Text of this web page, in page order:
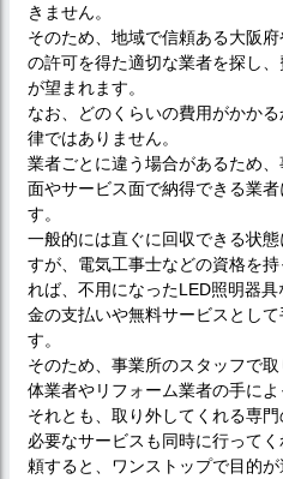
きません。
そのため、地域で信頼ある大阪
の許可を得た適切な業者を探し
が望まれます。
なお、どのくらいの費用がかか
律ではありません。
業者ごとに違う場合があるため
面やサービス面で納得できる業
す。
一般的には直ぐに回収できる状
すが、電気工事士などの資格を
れば、不用になったLED照明器
金の支払いや無料サービスとし
す。
そのため、事業所のスタッフで
体業者やリフォーム業者の手によ
それとも、取り外してくれる専門
必要なサービスも同時に行って
頼すると、ワンストップで目的が